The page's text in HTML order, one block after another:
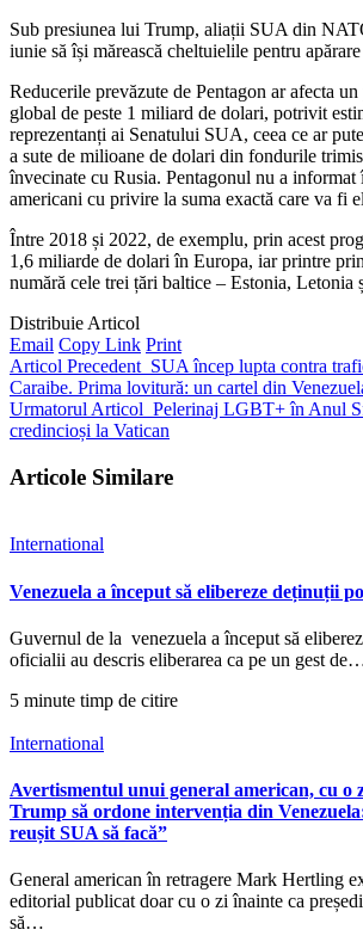
Sub presiunea lui Trump, aliații SUA din
iunie să își mărească cheltuielile pentru
Reducerile prevăzute de Pentagon ar afecta
global de peste 1 miliard de dolari, potrivit
reprezentanți ai Senatului SUA, ceea ce ar
a sute de milioane de dolari din fondurile
învecinate cu Rusia. Pentagonul nu a informat
americani cu privire la suma exactă care va fi
Între 2018 și 2022, de exemplu, prin acest
1,6 miliarde de dolari în Europa, iar printre
numără cele trei țări baltice – Estonia, Letonia
Distribuie Articol
Email Copy Link Print
Articol Precedent SUA încep lupta contra
Caraibe. Prima lovitură: un cartel din
Urmatorul Articol Pelerinaj LGBT+ în Anul
credincioși la Vatican
Articole Similare
International
Venezuela a început să elibereze deținuții
Guvernul de la venezuela a început să
oficialii au descris eliberarea ca pe un gest
5 minute timp de citire
International
Avertismentul unui general american, cu o
Trump să ordone intervenția din
reușit SUA să facă”
General american în retragere Mark Hertling
editorial publicat doar cu o zi înainte ca
să…